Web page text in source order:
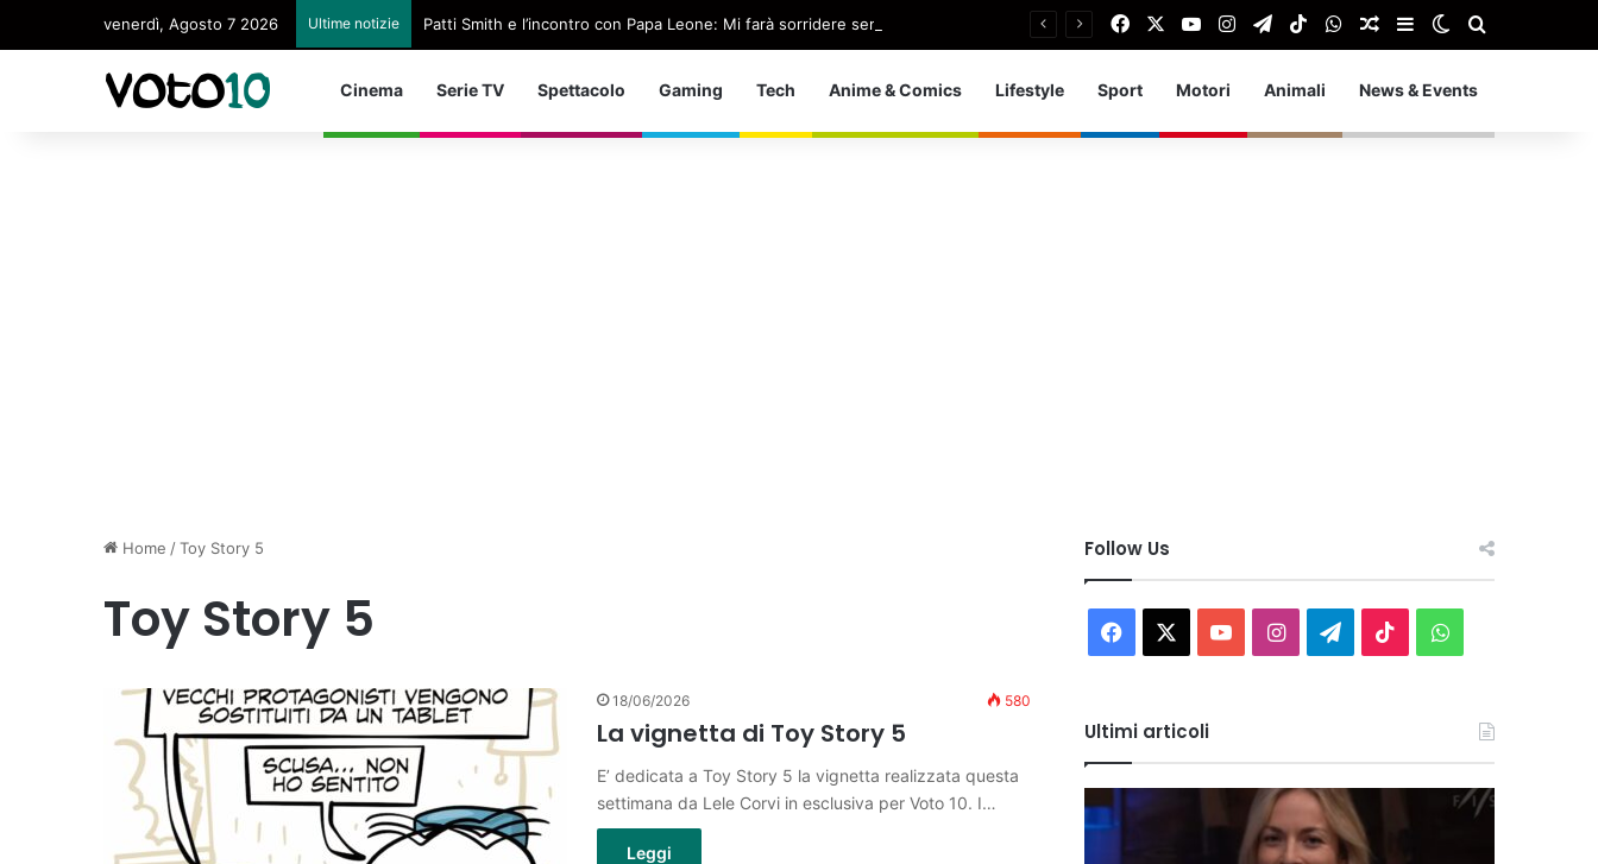
venerdì, Agosto 7 2026 Ultime notizie Patti Smith e l’incontro con Papa Leone: Mi farà sorridere sempre FacebookYou TubeInstagram
TelegramTikTokWhatsApp
Articolo Random
Barra laterale
Cambia aspetto
Cinema Serie TV Spettacolo Gaming Tech Anime & Comics Lifestyle Sport Motori Animali News & Events
Home /Toy Story 5
Toy Story 5
18/06/2026 580
La vignetta di Toy Story 5
E’ dedicata a Toy Story 5 la vignetta realizzata questa
settimana da Lele Corvi in esclusiva per Voto 10. I…
Leggi
Follow Us
Facebook You InstagramTelegram
TikTokWhatsApp
Ultimi articoli